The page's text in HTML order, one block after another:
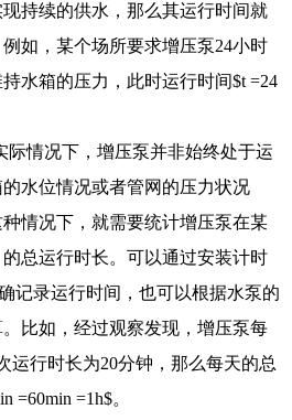
持续的供水，那么其运行时间就
如，某个场所要求增压泵24小时
水箱的压力，此时运行时间$t =24
际情况下，增压泵并非始终处于运
水位情况或者管网的压力状况
情况下，就需要统计增压泵在某
总运行时长。可以通过安装计时
记录运行时间，也可以根据水泵的
比如，经过观察发现，增压泵每
运行时长为20分钟，那么每天的总
=60min =1h$。